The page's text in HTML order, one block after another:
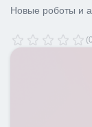
Новые роботы и